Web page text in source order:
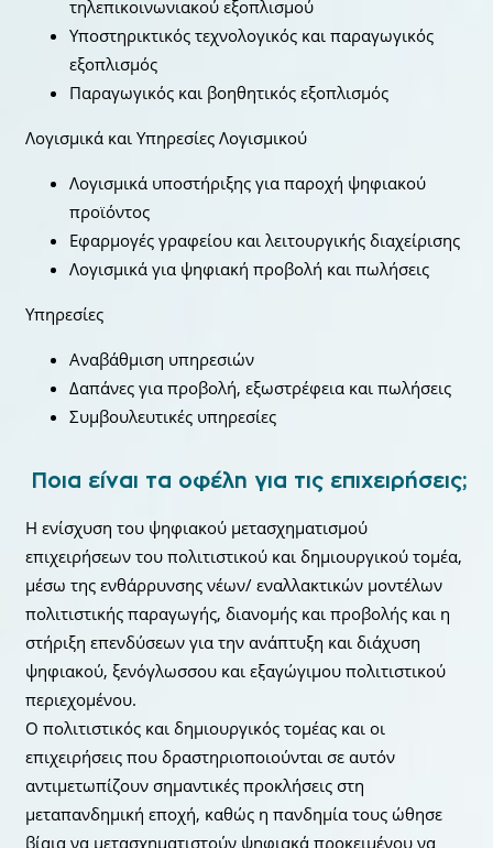
τηλεπικοινωνιακού εξοπλισμού
Υποστηρικτικός τεχνολογικός και παραγωγικός
εξοπλισμός
Παραγωγικός και βοηθητικός εξοπλισμός
Λογισμικά και Υπηρεσίες Λογισμικού
Λογισμικά υποστήριξης για παροχή ψηφιακού
προϊόντος
Εφαρμογές γραφείου και λειτουργικής διαχείρισης
Λογισμικά για ψηφιακή προβολή και πωλήσεις
Υπηρεσίες
Αναβάθμιση υπηρεσιών
Δαπάνες για προβολή, εξωστρέφεια και πωλήσεις
Συμβουλευτικές υπηρεσίες
Ποια είναι τα οφέλη για τις επιχειρήσεις;
Η ενίσχυση του ψηφιακού μετασχηματισμού
επιχειρήσεων του πολιτιστικού και δημιουργικού τομέα,
μέσω της ενθάρρυνσης νέων/ εναλλακτικών μοντέλων
πολιτιστικής παραγωγής, διανομής και προβολής και η
στήριξη επενδύσεων για την ανάπτυξη και διάχυση
ψηφιακού, ξενόγλωσσου και εξαγώγιμου πολιτιστικού
περιεχομένου.
Ο πολιτιστικός και δημιουργικός τομέας και οι
επιχειρήσεις που δραστηριοποιούνται σε αυτόν
αντιμετωπίζουν σημαντικές προκλήσεις στη
μεταπανδημική εποχή, καθώς η πανδημία τους ώθησε
βίαια να μετασχηματιστούν ψηφιακά προκειμένου να